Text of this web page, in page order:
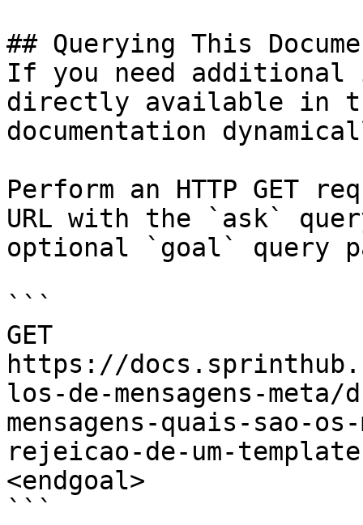
## Querying This
If you need
directly available in
documentation
Perform an HTTP GET
URL with the `ask`
optional `goal` query
```
GET
https://
los-de-mensagens-
mensagens-quais-sao-
rejeicao-de-um-
<endgoal>
```